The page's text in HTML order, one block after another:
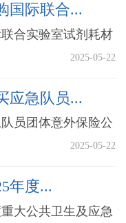
国际联合...
合实验室试剂耗材
2025-05-22
应急队员...
员团体意外保险公
2025-05-22
年度...
大公共卫生及应急